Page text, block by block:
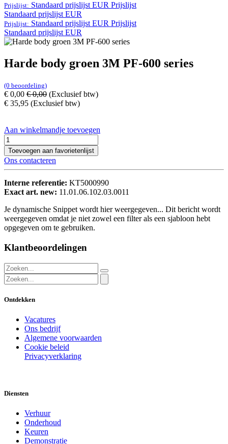
Prijslijst: Standaard prijslijst EUR Prijslijst
Standaard prijslijst EUR
Prijslijst: Standaard prijslijst EUR Prijslijst
Standaard prijslijst EUR
Harde body groen 3M PF-600 series
(0 beoordeling)
€ 0,00 €0,00 (Exclusief btw)
€ 35,95 (Exclusief btw)
Aan winkelmandje toevoegen
Toevoegen aan favorietenlijst
Ons contacteren
Interne referentie: KT5000990
Exact art. new: 11.01.06.102.03.0011
Je dynamische Snippet wordt hier weergegeven... Dit bericht wordt
weergegeven omdat je niet zowel een filter als een sjabloon hebt
opgegeven om te gebruiken.
Klantbeoordelingen
Ontdekken
Vacatures
Ons bedrijf
Algemene voorwaarden
Cookie beleid
Privacyverklaring
Diensten
Verhuur
Onderhoud
Keuren
Demonstratie